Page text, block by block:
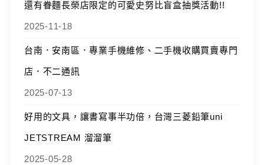
還有眷麵長榮店限定的可愛史努比盲盒抽獎活動!!
2025-11-18
台南．安南區．專業手機維修、二手機收購買賣專門
店．不二通訊
2025-07-13
好用的文具，讓書寫事半功倍，台灣三菱鉛筆uni
JETSTREAM 溜溜筆
2025-05-28